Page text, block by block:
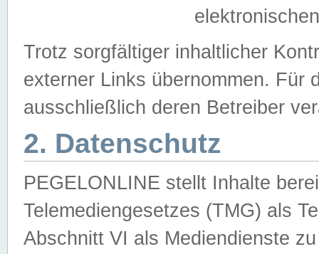
Trotz sorgfältiger inhaltlicher
externer Links übernommen. Für
ausschließlich deren Betreiber
2. Datenschutz
PEGELONLINE stellt Inhalte
Telemediengesetzes (TMG) als
Abschnitt VI als Mediendienste